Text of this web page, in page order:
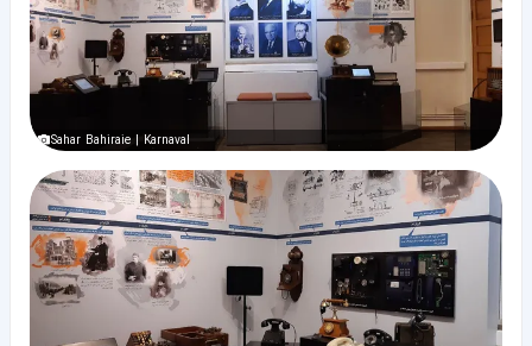
Sahar Bahiraie | Karnaval